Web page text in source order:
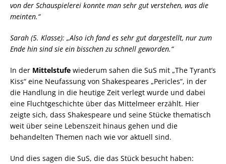
von der Schauspielerei konnte man sehr gut verstehen, was die
meinten.“
Sarah (5. Klasse): „Also ich fand es sehr gut dargestellt, nur zum
Ende hin sind sie ein bisschen zu schnell geworden.“
In der Mittelstufe wiederum sahen die SuS mit „The Tyrant’s
Kiss“ eine Neufassung von Shakespeares „Pericles“, in der
die Handlung in die heutige Zeit verlegt wurde und dabei
eine Fluchtgeschichte über das Mittelmeer erzählt. Hier
zeigte sich, dass Shakespeare und seine Stücke thematisch
weit über seine Lebenszeit hinaus gehen und die
behandelten Themen nach wie vor aktuell sind.
Und dies sagen die SuS, die das Stück besucht haben: